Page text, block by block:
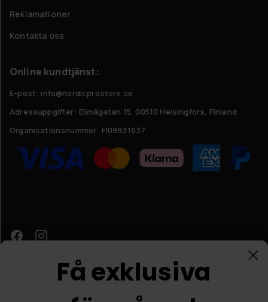
Reklamationer
Kontakta oss
Online kundtjänst:
E-post: info@nordicprostore.se
Adressuppgifter: Elimägatan 15, 00510 Helsingfors, Finland
Organisationsnummer: FI09931637
Få exklusiva